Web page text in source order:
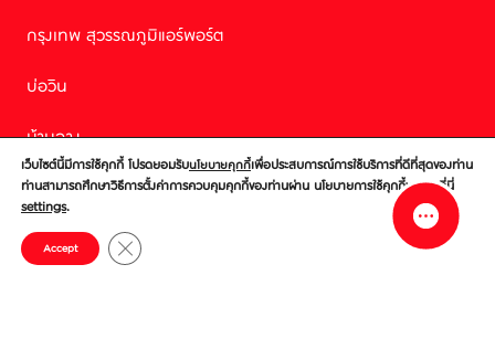
กรุงเทพ สุวรรณภูมิแอร์พอร์ต
บ่อวิน
บ้านฉาง
ศรีราชา
ชลบุรี
เว็บไซต์นี้มีการใช้คุกกี้ โปรดยอมรับนโยบายคุกกี้เพื่อประสบการณ์การใช้บริการที่ดีที่สุดของท่าน
ท่านสามารถศึกษาวิธีการตั้งค่าการควบคุมคุกกี้ของท่านผ่าน นโยบายการใช้คุกกี้ของเราที่นี่
settings.
Accept Close GDPR Cookie Banner